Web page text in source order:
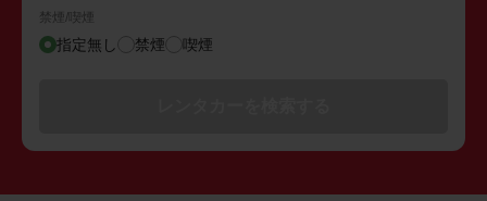
禁煙/喫煙
指定無し 禁煙 喫煙